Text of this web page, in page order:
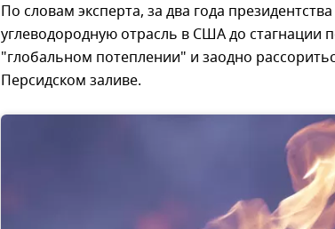
По словам эксперта, за два года
углеводородную отрасль в США до стагнации
"глобальном потеплении" и заодно
Персидском заливе.